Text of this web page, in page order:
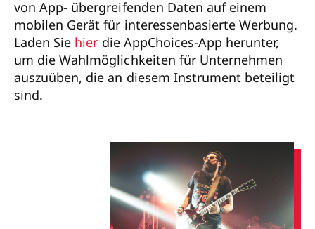
von App- übergreifenden Daten auf einem
mobilen Gerät für interessenbasierte Werbung.
Laden Sie hier die AppChoices-App herunter,
um die Wahlmöglichkeiten für Unternehmen
auszuüben, die an diesem Instrument beteiligt
sind.